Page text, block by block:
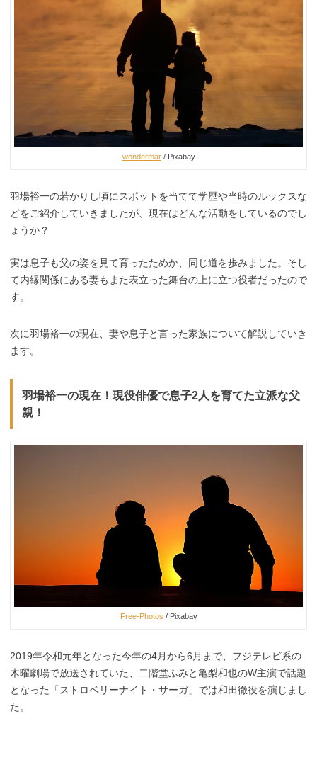
wondermar/ Pixabay
羽場裕一の若かりし頃にスポットを当てて学歴や当時のルックスな
どをご紹介していきましたが、現在はどんな活動をしているのでし
ょうか？
実は息子も父の姿を見て育ったためか、同じ道を歩みました。そし
て内縁関係にある妻もまた表立った舞台の上に立つ役者だったので
す。
次に羽場裕一の現在、妻や息子と言った家族について解説していき
ます。
羽場裕一の現在！現役俳優で息子2人を育てた立派な父
親！
Free-Photos / Pixabay
2019年令和元年となった今年の4月から6月まで、フジテレビ系の
木曜劇場で放送されていた、二階堂ふみと亀梨和也のW主演で話題
となった「ストロベリーナイト・サーガ」では和田徹役を演じまし
た。